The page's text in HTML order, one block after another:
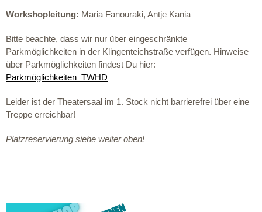
Workshopleitung: Maria Fanouraki, Antje Kania
Bitte beachte, dass wir nur über eingeschränkte
Parkmöglichkeiten in der Klingenteichstraße verfügen. Hinweise
über Parkmöglichkeiten findest Du hier:
Parkmöglichkeiten_TWHD
Leider ist der Theatersaal im 1. Stock nicht barrierefrei über eine
Treppe erreichbar!
Platzreservierung siehe weiter oben!